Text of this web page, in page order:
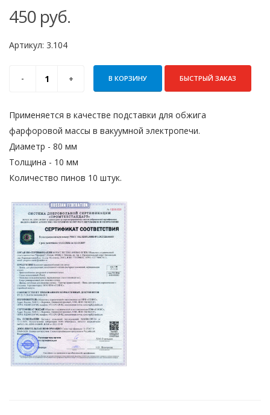
450 руб.
Артикул: 3.104
В КОРЗИНУ БЫСТРЫЙ ЗАКАЗ
Применяется в качестве подставки для обжига
фарфоровой массы в вакуумной электропечи.
Диаметр - 80 мм
Толщина - 10 мм
Количество пинов 10 штук.